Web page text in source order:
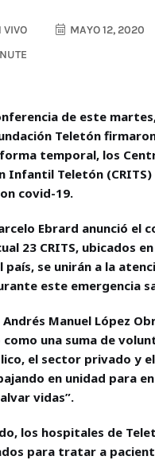
VIVO
MAYO 12, 2020
de este
Teletón
temporal, los
Infantil Teletón
covid-19.
Ebrard anunció el
23 CRITS, ubicados
país, se unirán a la
este emergencia
Manuel López
una suma de
el sector privado y
en unidad para
vidas”.
los hospitales de
para tratar a